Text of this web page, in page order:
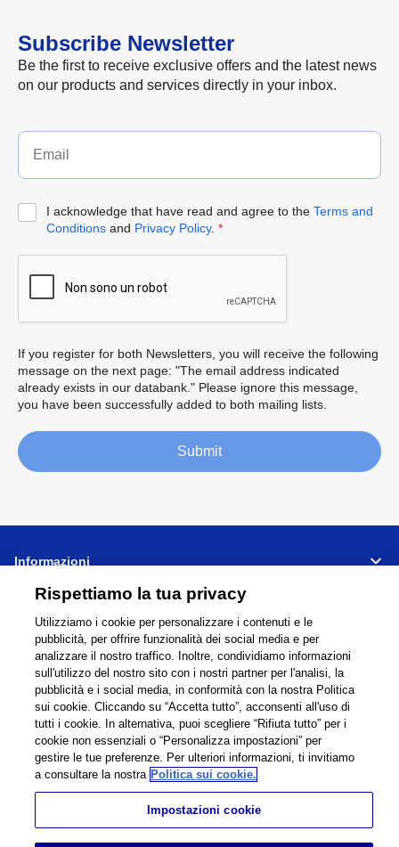
Subscribe Newsletter
Be the first to receive exclusive offers and the latest news
on our products and services directly in your inbox.
I acknowledge that have read and agree to the Terms and
Conditionsand Privacy Policy. *
If you register for both Newsletters, you will receive the following
message on the next page: "The email address indicated
already exists in our databank." Please ignore this message,
you have been successfully added to both mailing lists.
Submit
Informazioni
Collegamenti Condividi
Global Network
Privacy Policy
Condizioni di Utilizzp
Cookie Policy
1995 -2026Brother Internationale Industriemaschinen GmbH All Rights
Rispettiamo la tua privacy
Utilizziamo i cookie per personalizzare i contenuti e le
pubblicità, per offrire funzionalità dei social media e per
analizzare il nostro traffico. Inoltre, condividiamo informazioni
sull'utilizzo del nostro sito con i nostri partner per l'analisi, la
pubblicità e i social media, in conformità con la nostra Politica
sui cookie. Cliccando su “Accetta tutto”, acconsenti all'uso di
tutti i cookie. In alternativa, puoi scegliere “Rifiuta tutto” per i
cookie non essenziali o “Personalizza impostazioni” per
gestire le tue preferenze. Per ulteriori informazioni, ti invitiamo
a consultare la nostra Politica sui cookie.
Impostazioni cookie